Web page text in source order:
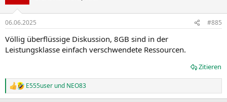
06.06.2025 #885
Völlig überflüssige Diskussion, 8GB sind in der
Leistungsklasse einfach verschwendete Ressourcen.
Zitieren
R
e
E555user und NEO83